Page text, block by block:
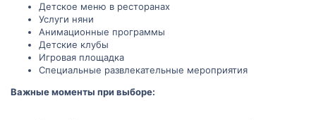
Детское меню в ресторанах
Услуги няни
Анимационные программы
Детские клубы
Игровая площадка
Специальные развлекательные мероприятия
Важные моменты при выборе: